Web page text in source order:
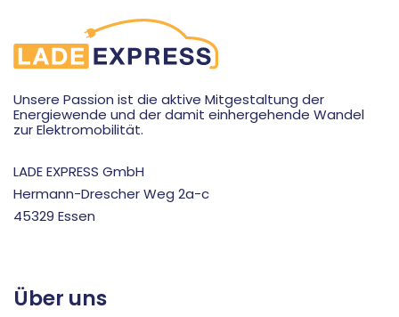
Unsere Passion ist die aktive Mitgestaltung der
Energiewende und der damit einhergehende Wandel
zur Elektromobilität.
LADE EXPRESS GmbH
Hermann-Drescher Weg 2a-c
45329 Essen
Über uns